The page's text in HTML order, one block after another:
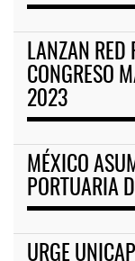
LANZAN
CONGRESO
2023
MÉXICO
PORTUARIA
URGE